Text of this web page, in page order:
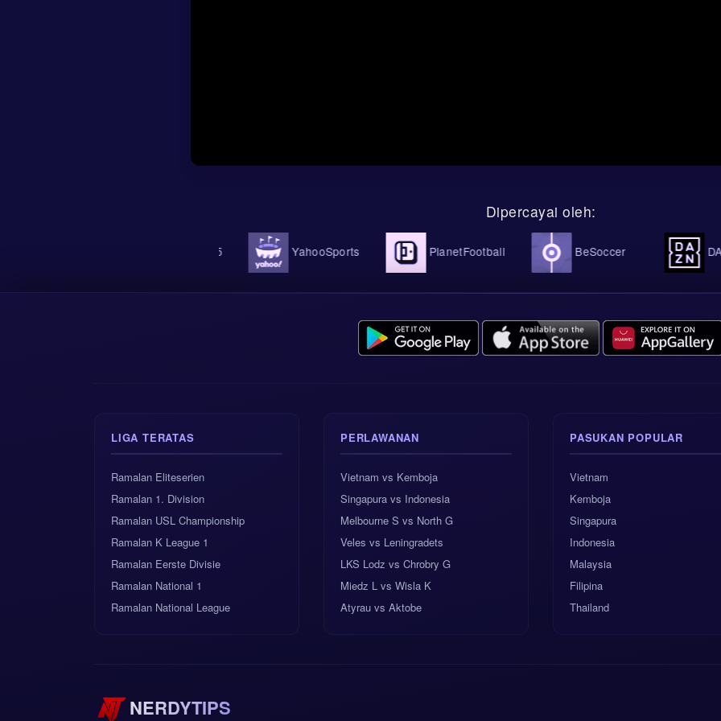
Dipercayai oleh:
YahooSports PlanetFootball BeSoccer DAZN
LIGA TERATAS
Ramalan Eliteserien
Ramalan 1. Division
Ramalan USL Championship
Ramalan K League 1
Ramalan Eerste Divisie
Ramalan National 1
Ramalan National League
PERLAWANAN
Vietnam vs Kemboja
Singapura vs Indonesia
Melbourne S vs North G
Veles vs Leningradets
LKS Lodz vs Chrobry G
Miedz L vs Wisla K
Atyrau vs Aktobe
PASUKAN POPULAR
Vietnam
Kemboja
Singapura
Indonesia
Malaysia
Filipina
Thailand
NERDYTIPS